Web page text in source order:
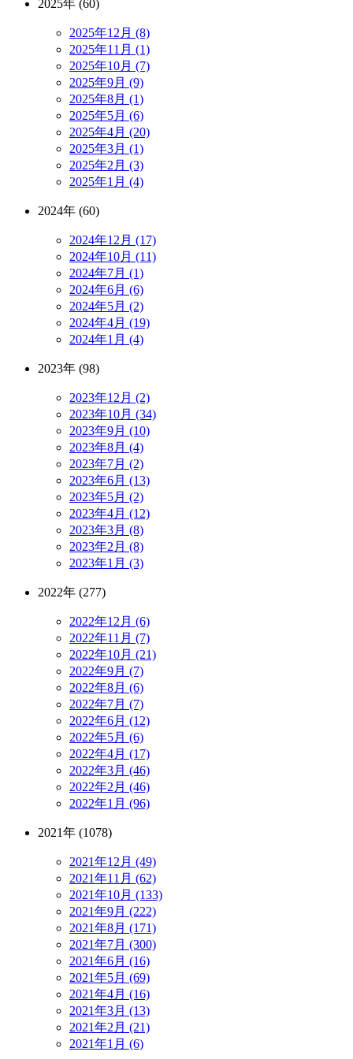
2025年 (60)
2025年12月 (8)
2025年11月 (1)
2025年10月 (7)
2025年9月 (9)
2025年8月 (1)
2025年5月 (6)
2025年4月 (20)
2025年3月 (1)
2025年2月 (3)
2025年1月 (4)
2024年 (60)
2024年12月 (17)
2024年10月 (11)
2024年7月 (1)
2024年6月 (6)
2024年5月 (2)
2024年4月 (19)
2024年1月 (4)
2023年 (98)
2023年12月 (2)
2023年10月 (34)
2023年9月 (10)
2023年8月 (4)
2023年7月 (2)
2023年6月 (13)
2023年5月 (2)
2023年4月 (12)
2023年3月 (8)
2023年2月 (8)
2023年1月 (3)
2022年 (277)
2022年12月 (6)
2022年11月 (7)
2022年10月 (21)
2022年9月 (7)
2022年8月 (6)
2022年7月 (7)
2022年6月 (12)
2022年5月 (6)
2022年4月 (17)
2022年3月 (46)
2022年2月 (46)
2022年1月 (96)
2021年 (1078)
2021年12月 (49)
2021年11月 (62)
2021年10月 (133)
2021年9月 (222)
2021年8月 (171)
2021年7月 (300)
2021年6月 (16)
2021年5月 (69)
2021年4月 (16)
2021年3月 (13)
2021年2月 (21)
2021年1月 (6)